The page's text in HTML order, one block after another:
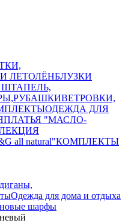
ЛЕТОЛЁНБЛУЗКИ
ШТАПЕЛЬ,
ВЕТРОВКИ,
ОДЕЖДА ДЛЯ
ПЛАТЬЯ "МАСЛО-
all natural"КОМПЛЕКТЫ
Одежда для дома и отдыха
шарфы